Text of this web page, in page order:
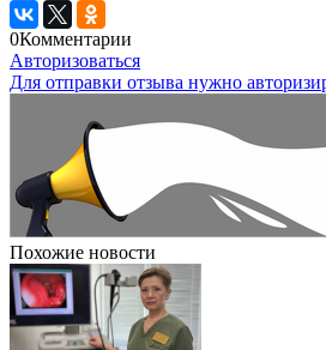
0Комментарии
Авторизоваться
Для отправки отзыва нужно
Похожие новости